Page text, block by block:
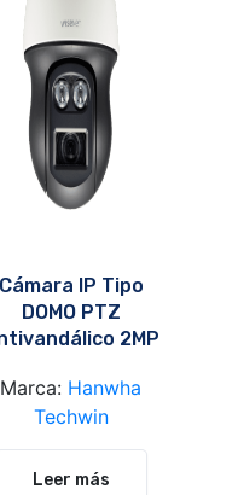
Cámara IP Tipo
DOMO PTZ
2MP
6230RH
Marca: Hanwha
Techwin
Leer más